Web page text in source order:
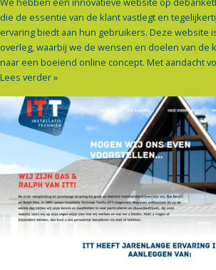
die de essentie van de klant vastlegt en
ervaring biedt aan hun gebruikers. Deze website
overleg, waarbij we de wensen en doelen van de
naar een boeiend online concept. Met aandacht
Lees verder »